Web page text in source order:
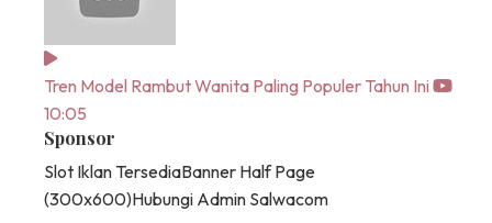
Tren Model Rambut Wanita Paling Populer Tahun Ini
10:05
Sponsor
Slot Iklan TersediaBanner Half Page
(300x600)Hubungi Admin Salwacom